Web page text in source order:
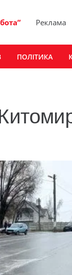
Реклама
ПОЛІТИКА